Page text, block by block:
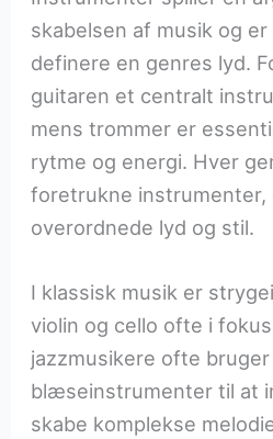
skabelsen af musik og
definere en genres lyd.
guitaren et centralt
mens trommer er
rytme og energi. Hver
foretrukne instrumenter,
overordnede lyd og stil.
I klassisk musik er
violin og cello ofte i
jazzmusikere ofte
blæseinstrumenter til at
skabe komplekse